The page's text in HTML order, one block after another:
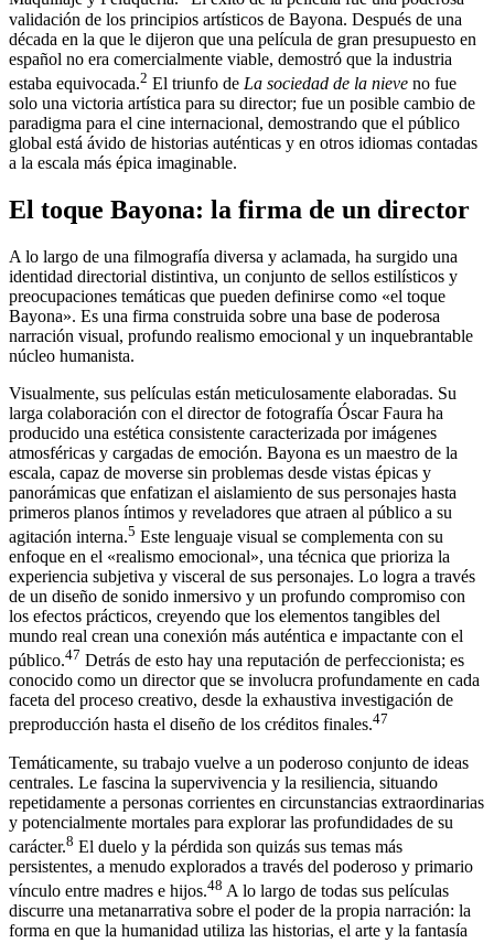
validación de los principios artísticos de Bayona. Después de una
década en la que le dijeron que una película de gran presupuesto en
español no era comercialmente viable, demostró que la industria
estaba equivocada.2 El triunfo de La sociedad de la nieve no fue
solo una victoria artística para su director; fue un posible cambio de
paradigma para el cine internacional, demostrando que el público
global está ávido de historias auténticas y en otros idiomas contadas
a la escala más épica imaginable.
El toque Bayona: la firma de un director
A lo largo de una filmografía diversa y aclamada, ha surgido una
identidad directorial distintiva, un conjunto de sellos estilísticos y
preocupaciones temáticas que pueden definirse como «el toque
Bayona». Es una firma construida sobre una base de poderosa
narración visual, profundo realismo emocional y un inquebrantable
núcleo humanista.
Visualmente, sus películas están meticulosamente elaboradas. Su
larga colaboración con el director de fotografía Óscar Faura ha
producido una estética consistente caracterizada por imágenes
atmosféricas y cargadas de emoción. Bayona es un maestro de la
escala, capaz de moverse sin problemas desde vistas épicas y
panorámicas que enfatizan el aislamiento de sus personajes hasta
primeros planos íntimos y reveladores que atraen al público a su
agitación interna.5 Este lenguaje visual se complementa con su
enfoque en el «realismo emocional», una técnica que prioriza la
experiencia subjetiva y visceral de sus personajes. Lo logra a través
de un diseño de sonido inmersivo y un profundo compromiso con
los efectos prácticos, creyendo que los elementos tangibles del
mundo real crean una conexión más auténtica e impactante con el
público.47 Detrás de esto hay una reputación de perfeccionista; es
conocido como un director que se involucra profundamente en cada
faceta del proceso creativo, desde la exhaustiva investigación de
preproducción hasta el diseño de los créditos finales.47
Temáticamente, su trabajo vuelve a un poderoso conjunto de ideas
centrales. Le fascina la supervivencia y la resiliencia, situando
repetidamente a personas corrientes en circunstancias extraordinarias
y potencialmente mortales para explorar las profundidades de su
carácter.8 El duelo y la pérdida son quizás sus temas más
persistentes, a menudo explorados a través del poderoso y primario
vínculo entre madres e hijos.48 A lo largo de todas sus películas
discurre una metanarrativa sobre el poder de la propia narración: la
forma en que la humanidad utiliza las historias, el arte y la fantasía